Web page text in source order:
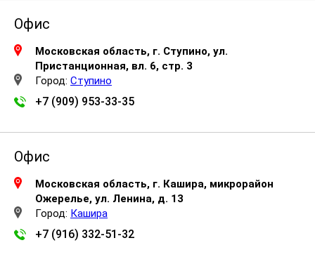
Офис
Московская область, г. Ступино, ул.
Пристанционная, вл. 6, стр. 3
Город: Ступино
+7 (909) 953-33-35
Офис
Московская область, г. Кашира, микрорайон
Ожерелье, ул. Ленина, д. 13
Город: Кашира
+7 (916) 332-51-32